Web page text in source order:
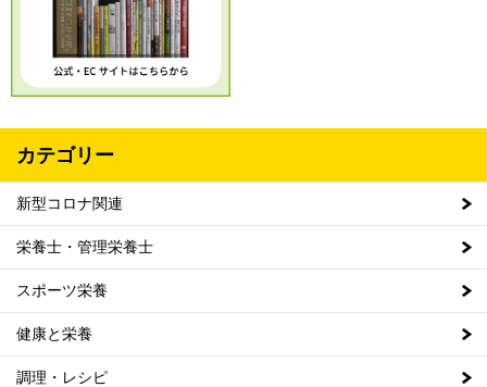
カテゴリー
新型コロナ関連
栄養士・管理栄養士
スポーツ栄養
健康と栄養
調理・レシピ